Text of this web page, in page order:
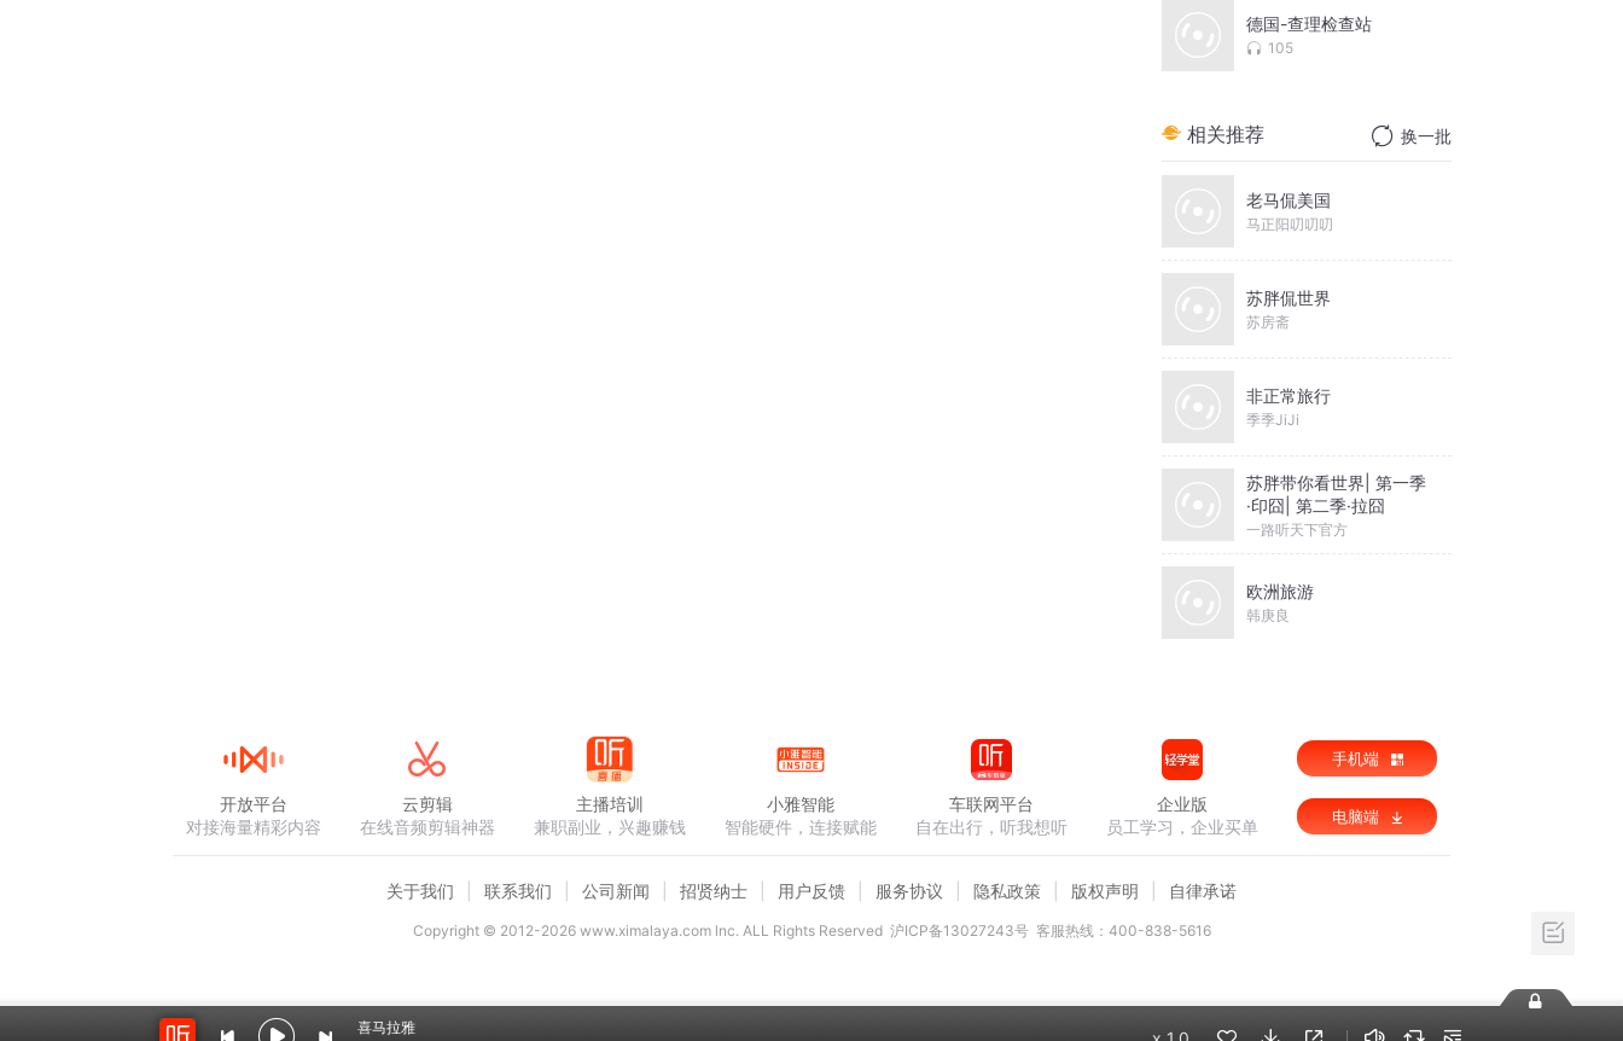
德国-查理检查站
105
相关推荐 换一批
老马侃美国
马正阳叨叨叨
苏胖侃世界
苏房斋
非正常旅行
季季JiJi
苏胖带你看世界| 第一季
·印囧| 第二季·拉囧
一路听天下官方
欧洲旅游
韩庚良
喜马拉雅
开放平台
对接海量精彩内容
云剪辑
在线音频剪辑神器
主播培训
兼职副业，兴趣赚钱
小雅智能
智能硬件，连接赋能
车联网平台
自在出行，听我想听
企业版
员工学习，企业买单
手机端
电脑端
关于我们 联系我们 公司新闻 招贤纳士 用户反馈 服务协议 隐私政策 版权声明 自律承诺
Copyright © 2012-2026www.ximalaya.com lnc. ALL Rights Reserved 沪ICP备13027243号 客服热线：400-838-5616